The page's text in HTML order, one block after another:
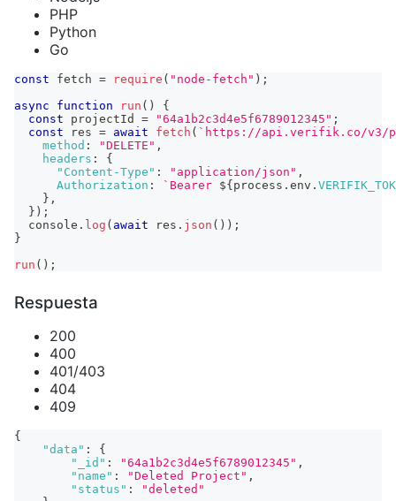
PHP
Python
Go
const fetch = require ( "node-fetch" ) ;
async
function run ( )
{
const projectId = "64a1b2c3d4e5f6789012345" ;
const res = await fetch ( ` https://api.verifik.co/v3/
method : "DELETE" ,
headers :
{
"Content-Type" : "application/json" ,
Authorization : ` Bearer ${ process . env .
} ,
} ) ;
console . log ( await res . json ( ) ) ;
}
run ( ) ;
Respuesta
200
400
401/403
404
409
{
"data" :
{
"_id" : "64a1b2c3d4e5f6789012345" ,
"name" : "Deleted Project" ,
"status" :
"deleted"